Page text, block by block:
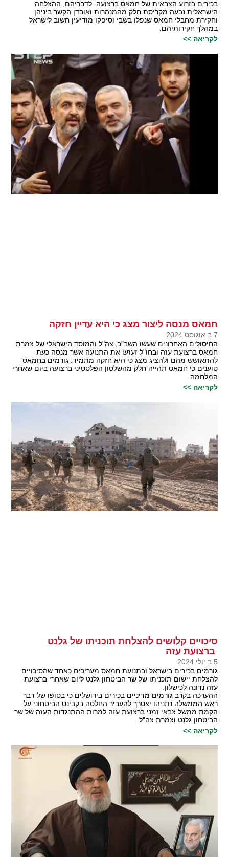
בכירים בזרוע הצבאית של חמאס ברצועה. לדבריהם, ההצלחה
הישראלית נבעה מקריסת חלק מהמנהרות ואובדן הקשר ביניהן
וחקירת מחבלי חמאס שנפלו בשבי וסיפקו מודיעין חשוב לישראל
במהלך חקירותיהם.
לקריאה >>
חמאס מנסה ליצור מצג כי היא עדיין חזקה
7 ב אוגוסט 2024
החיסולים האחרונים שעשו השב"כ, צה"ל והמוסד הישראלי של צמרת
חמאס ברצועת עזה ובחו"ל זעזעו את התנועה אשר מנסה כעת
להתאושש מהם ולהציג מצג כי היא חזקה מתמיד. גורמים בחמאס
טוענים כי חמאס תהייה חלק מהשלטון הפלסטיני ברצועה ביום שאחרי
המלחמה.
לקריאה >>
סיכויים קלושים להצלחת תוכניתו של גלנט
ברצועת עזה
5 ב יולי 2024
גורמים בכירים בישראל ובתנועת חמאס מעריכים כאחד שהסיכויים
להצלחת יישום תוכניתו של שר הביטחון גלנט ליום שאחרי ברצועת
עזה נדונה לכישלון.
ההערכה בקרב גורמים מדיניים בכירים בירושלים כי בסופו של דבר
ראש הממשלה נתניהו יצטרך להעביר החלטה בקבינט הביטחוני על
הקמת ממשל צבאי זמני ברצועת עזה למרות ההתנגדות העזה של שר
הביטחון גלנט וצמרת צה"ל.
לקריאה >>